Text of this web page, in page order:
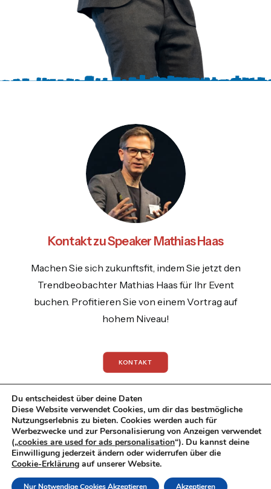
Kontakt zu Speaker Mathias Haas
Machen Sie sich zukunftsfit, indem Sie jetzt den
Trendbeobachter Mathias Haas für Ihr Event
buchen. Profitieren Sie von einem Vortrag auf
hohem Niveau!
KONTAKT
© 2026 Mathias Haas.All rights reserved
Datenschutzrichtlinie|Impressum
Datenschutzerklaerung
Du entscheidest über deine Daten
Diese Website verwendet Cookies, um dir das bestmögliche
Nutzungserlebnis zu bieten. Cookies werden auch für
Werbezwecke und zur Personalisierung von Anzeigen verwendet
(„cookies are used for ads personalisation“). Du kannst deine
Einwilligung jederzeit ändern oder widerrufen über die
Cookie-Erklärung auf unserer Website.
Akzeptieren
Nur Notwendige Cookies Akzeptieren